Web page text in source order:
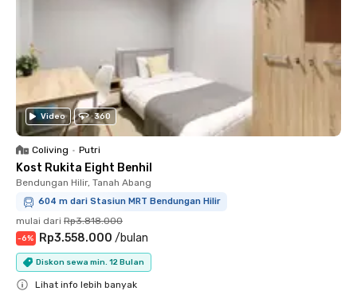
Video 360
Coliving • Putri
Kost Rukita Eight Benhil
Bendungan Hilir, Tanah Abang
604 m dari Stasiun MRT Bendungan Hilir
mulai dari Rp3.818.000
-6% Rp3.558.000 /bulan
Diskon sewa min. 12 Bulan
Lihat info lebih banyak